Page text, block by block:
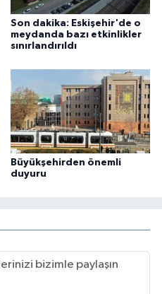
Son dakika: Eskişehir'de o
meydanda bazı etkinlikler
sınırlandırıldı
Büyükşehirden önemli
duyuru